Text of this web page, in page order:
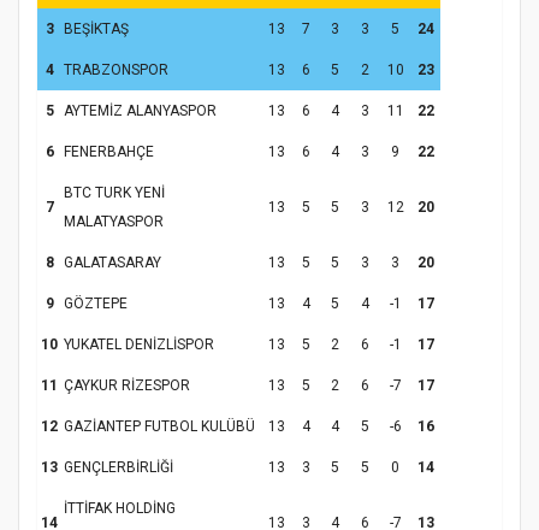
3 BEŞİKTAŞ 13 7 3 3 5 24
4 TRABZONSPOR 13 6 5 2 10 23
5 AYTEMİZ ALANYASPOR 13 6 4 3 11 22
6 FENERBAHÇE 13 6 4 3 9 22
7
BTC TURK YENİ
MALATYASPOR
13 5 5 3 12 20
8 GALATASARAY 13 5 5 3 3 20
9 GÖZTEPE 13 4 5 4 -1 17
10 YUKATEL DENİZLİSPOR 13 5 2 6 -1 17
11 ÇAYKUR RİZESPOR 13 5 2 6 -7 17
12 GAZİANTEP FUTBOL KULÜBÜ 13 4 4 5 -6 16
13 GENÇLERBİRLİĞİ 13 3 5 5 0 14
14
İTTİFAK HOLDİNG
13 3 4 6 -7 13